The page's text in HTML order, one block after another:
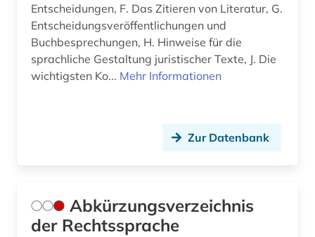
bibliografie (16)
bibliografie 1945 (1)
bibliographie (15)
biblische studien (1)
Entscheidungen, F. Das Zitieren von Literatur, G.
Entscheidungsveröffentlichungen und
Buchbesprechungen, H. Hinweise für die
sprachliche Gestaltung juristischer Texte, J. Die
wichtigsten Ko... Mehr Informationen
Zur Datenbank
Abkürzungsverzeichnis
der Rechtssprache